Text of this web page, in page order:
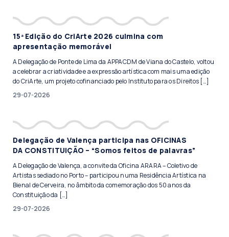
15ª Edição do CriArte 2026 culmina com
apresentação memorável
A Delegação de Ponte de Lima da APPACDM de Viana do Castelo, voltou
a celebrar a criatividade e a expressão artística com mais uma edição
do CriArte, um projeto cofinanciado pelo Instituto para os Direitos […]
29-07-2026
Delegação de Valença participa nas OFICINAS
DA CONSTITUIÇÃO – “Somos feitos de palavras”
A Delegação de Valença, a convite da Oficina ARARA – Coletivo de
Artistas sediado no Porto – participou numa Residência Artística na
Bienal de Cerveira, no âmbito da comemoração dos 50 anos da
Constituição da […]
29-07-2026